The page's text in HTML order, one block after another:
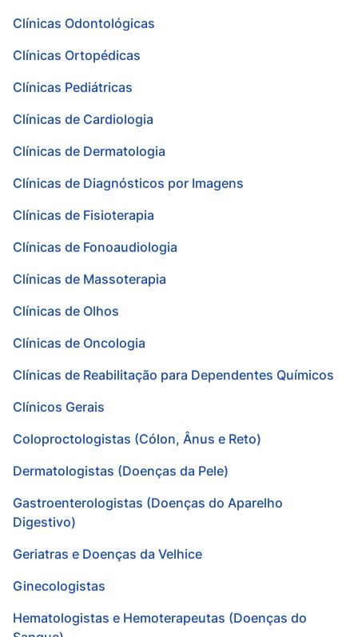
Clínicas Odontológicas
Clínicas Ortopédicas
Clínicas Pediátricas
Clínicas de Cardiologia
Clínicas de Dermatologia
Clínicas de Diagnósticos por Imagens
Clínicas de Fisioterapia
Clínicas de Fonoaudiologia
Clínicas de Massoterapia
Clínicas de Olhos
Clínicas de Oncologia
Clínicas de Reabilitação para Dependentes Químicos
Clínicos Gerais
Coloproctologistas (Cólon, Ânus e Reto)
Dermatologistas (Doenças da Pele)
Gastroenterologistas (Doenças do Aparelho
Digestivo)
Geriatras e Doenças da Velhice
Ginecologistas
Hematologistas e Hemoterapeutas (Doenças do